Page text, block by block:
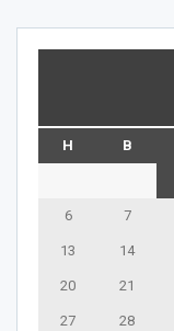
H B
6 7
13 14
20 21
27 28